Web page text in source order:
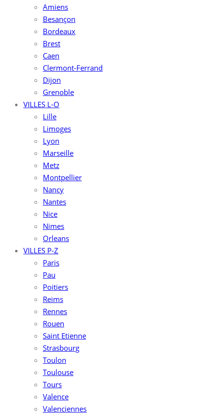
Amiens
Besançon
Bordeaux
Brest
Caen
Clermont-Ferrand
Dijon
Grenoble
VILLES L-O
Lille
Limoges
Lyon
Marseille
Metz
Montpellier
Nancy
Nantes
Nice
Nimes
Orleans
VILLES P-Z
Paris
Pau
Poitiers
Reims
Rennes
Rouen
Saint Etienne
Strasbourg
Toulon
Toulouse
Tours
Valence
Valenciennes